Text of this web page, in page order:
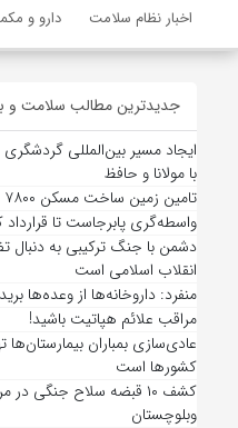
اخبار نظام سلامت دارو و
جدیدترین مطالب سلامت و
ایجاد مسیر بین‌المللی گردشگری
با مولانا و حافظ
تامین زمین ساخت مسکن ۷۸۰۰ خانوار مازندرانی
واسطه‌گری پابرجاست تا قرارداد
دشمن با جنگ ترکیبی به
انقلاب اسلامی است
منفرد: داروخانه‌ها از وعده‌ها
مراقب علائم هپاتیت باشید!
عادی‌سازی بمباران
کشورها است
کشف ۱۰ قبضه سلاح جنگی
وبلوچستان